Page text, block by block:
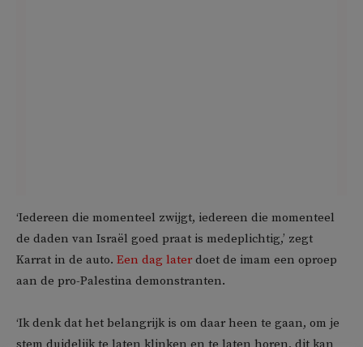
‘Iedereen die momenteel zwijgt, iedereen die momenteel
de daden van Israël goed praat is medeplichtig,’ zegt
Karrat in de auto. Een dag later doet de imam een oproep
aan de pro-Palestina demonstranten.
‘Ik denk dat het belangrijk is om daar heen te gaan, om je